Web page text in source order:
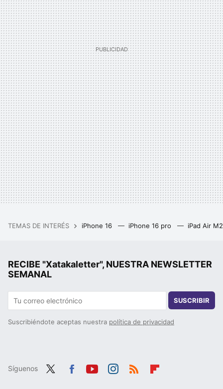
TEMAS DE INTERÉS iPhone 16 iPhone 16 pro iPad Air
RECIBE "Xatakaletter", NUESTRA NEWSLETTER
SEMANAL
SUSCRIBIR
Suscribiéndote aceptas nuestra política de privacidad
Síguenos